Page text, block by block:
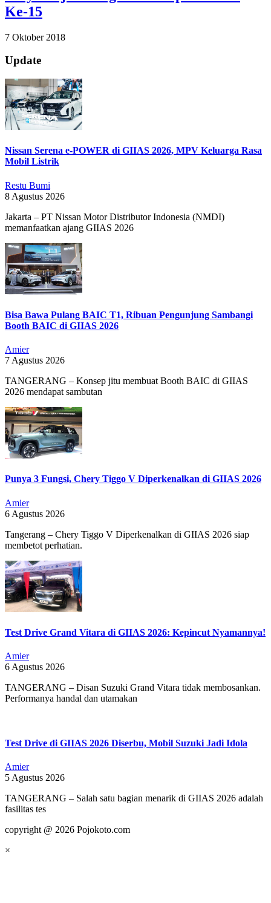
Ke-15
2018-
07
7 Oktober 2018
Update
Nissan Serena e-POWER di GIIAS 2026, MPV Keluarga Rasa
Mobil Listrik
Restu Bumi
8 Agustus 2026
Jakarta – PT Nissan Motor Distributor Indonesia (NMDI)
memanfaatkan ajang GIIAS 2026
Bisa Bawa Pulang BAIC T1, Ribuan Pengunjung Sambangi
Booth BAIC di GIIAS 2026
Amier
7 Agustus 2026
TANGERANG – Konsep jitu membuat Booth BAIC di GIIAS
2026 mendapat sambutan
Punya 3 Fungsi, Chery Tiggo V Diperkenalkan di GIIAS 2026
Amier
6 Agustus 2026
Tangerang – Chery Tiggo V Diperkenalkan di GIIAS 2026 siap
membetot perhatian.
Test Drive Grand Vitara di GIIAS 2026: Kepincut Nyamannya!
Amier
6 Agustus 2026
TANGERANG – Disan Suzuki Grand Vitara tidak membosankan.
Performanya handal dan utamakan
Test Drive di GIIAS 2026 Diserbu, Mobil Suzuki Jadi Idola
Amier
5 Agustus 2026
TANGERANG – Salah satu bagian menarik di GIIAS 2026 adalah
fasilitas tes
copyright @ 2026 Pojokoto.com
×